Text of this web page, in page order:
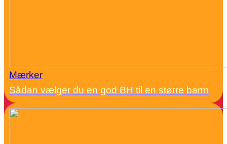
Mærker
Sådan vælger du en god BH til en større barm